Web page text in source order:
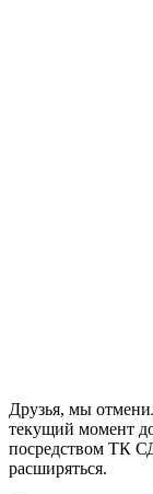
Друзья, мы
текущий момент
посредством ТК
расширяться.